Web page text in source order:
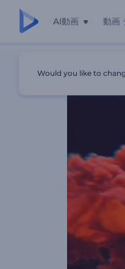
AI動画 動画
Would you like to